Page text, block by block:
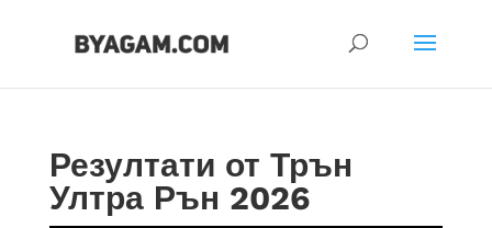
Резултати от Трън
Ултра Рън 2026